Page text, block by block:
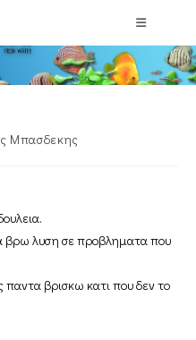
Μπασδεκης
βρω λυση σε προβληματα που
παντα βρισκω κατι που δεν το